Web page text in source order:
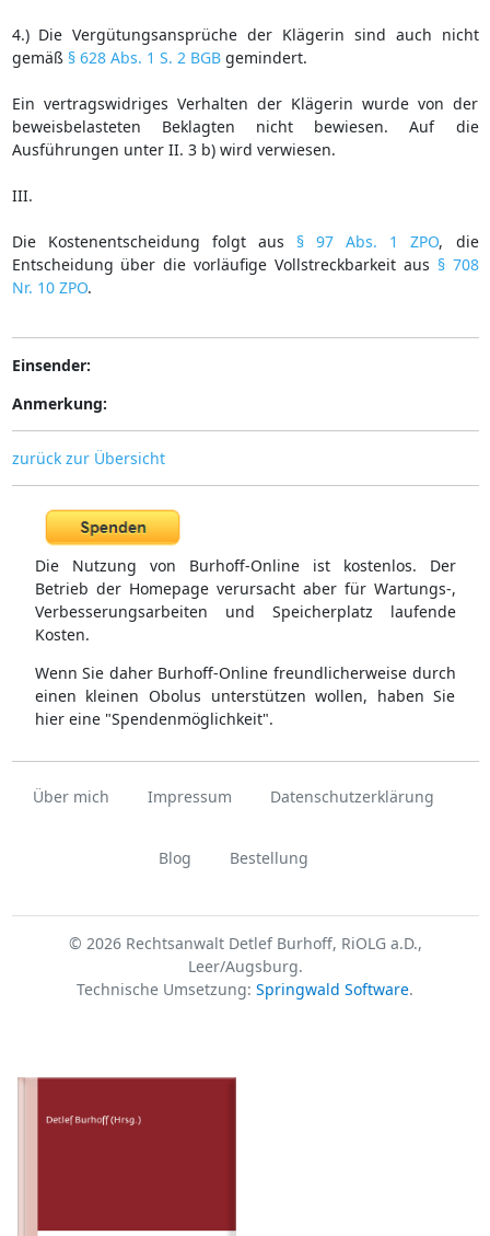
4.) Die Vergütungsansprüche der Klägerin sind auch nicht
gemäß § 628 Abs. 1 S. 2 BGBgemindert.
Ein vertragswidriges Verhalten der Klägerin wurde von der
beweisbelasteten Beklagten nicht bewiesen. Auf die
Ausführungen unter II. 3 b) wird verwiesen.
III.
Die Kostenentscheidung folgt aus § 97 Abs. 1 ZPO, die
Entscheidung über die vorläufige Vollstreckbarkeit aus § 708
Nr. 10 ZPO.
Einsender:
Anmerkung:
zurück zur Übersicht
Die Nutzung von Burhoff-Online ist kostenlos. Der
Betrieb der Homepage verursacht aber für Wartungs-,
Verbesserungsarbeiten und Speicherplatz laufende
Kosten.
Wenn Sie daher Burhoff-Online freundlicherweise durch
einen kleinen Obolus unterstützen wollen, haben Sie
hier eine "Spendenmöglichkeit".
Über mich Impressum Datenschutzerklärung
Blog Bestellung
© 2026 Rechtsanwalt Detlef Burhoff, RiOLG a.D.,
Leer/Augsburg.
Technische Umsetzung: Springwald Software.